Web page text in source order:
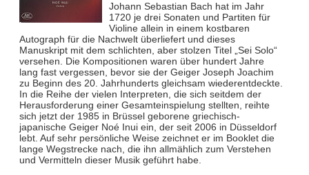
Johann Sebastian Bach hat im Jahr
1720 je drei Sonaten und Partiten für
Violine allein in einem kostbaren
Autograph für die Nachwelt überliefert und dieses
Manuskript mit dem schlichten, aber stolzen Titel „Sei Solo“
versehen. Die Kompositionen waren über hundert Jahre
lang fast vergessen, bevor sie der Geiger Joseph Joachim
zu Beginn des 20. Jahrhunderts gleichsam wiederentdeckte.
In die Reihe der vielen Interpreten, die sich seitdem der
Herausforderung einer Gesamteinspielung stellten, reihte
sich jetzt der 1985 in Brüssel geborene griechisch-
japanische Geiger Noé Inui ein, der seit 2006 in Düsseldorf
lebt. Auf sehr persönliche Weise zeichnet er im Booklet die
lange Wegstrecke nach, die ihn allmählich zum Verstehen
und Vermitteln dieser Musik geführt habe.